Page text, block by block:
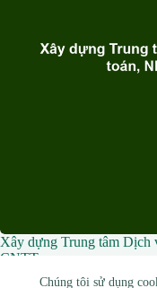
Chúng tôi sử dụng
Xây dựng Trung tâm Dịch
CNTT